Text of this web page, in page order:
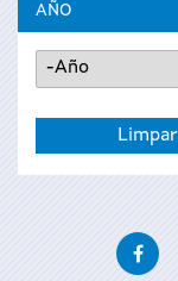
AÑO
Año
Año